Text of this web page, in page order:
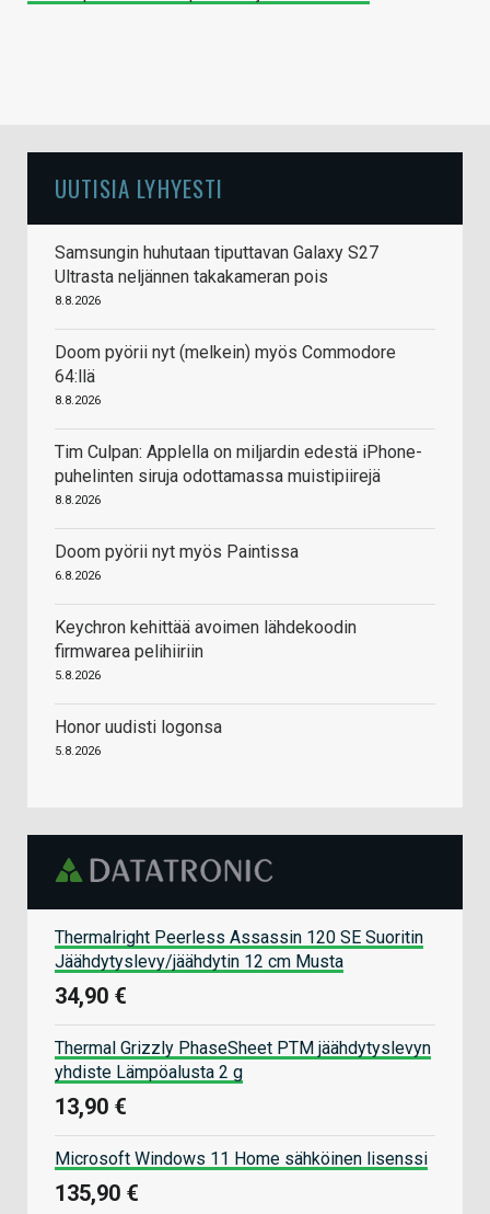
UUTISIA LYHYESTI
Samsungin huhutaan tiputtavan Galaxy S27
Ultrasta neljännen takakameran pois
8.8.2026
Doom pyörii nyt (melkein) myös Commodore
64:llä
8.8.2026
Tim Culpan: Applella on miljardin edestä iPhone-
puhelinten siruja odottamassa muistipiirejä
8.8.2026
Doom pyörii nyt myös Paintissa
6.8.2026
Keychron kehittää avoimen lähdekoodin
firmwarea pelihiiriin
5.8.2026
Honor uudisti logonsa
5.8.2026
Thermalright Peerless Assassin 120 SE Suoritin
Jäähdytyslevy/jäähdytin 12 cm Musta
34,90 €
Thermal Grizzly PhaseSheet PTM jäähdytyslevyn
yhdiste Lämpöalusta 2 g
13,90 €
Microsoft Windows 11 Home sähköinen lisenssi
135,90 €